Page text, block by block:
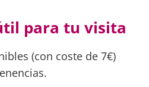
para tu visita
(con coste de 7€)